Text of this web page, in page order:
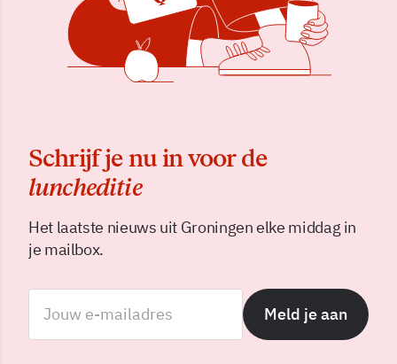
Schrijf je nu in voor de
luncheditie
Het laatste nieuws uit Groningen elke middag in
je mailbox.
Meld je aan